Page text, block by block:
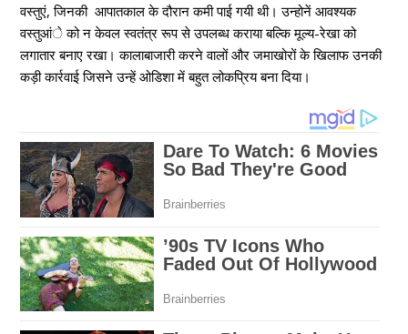
वस्तुएं, जिनकी आपातकाल के दौरान कमी पाई गयी थी। उन्होनें आवश्यक
वस्तुआंे को न केवल स्वतंत्र रूप से उपलब्ध कराया बल्कि मूल्य-रेखा को
लगातार बनाए रखा। कालाबाजारी करने वालों और जमाखोरों के खिलाफ उनकी
कड़ी कार्रवाई जिसने उन्हें ओडिशा में बहुत लोकप्रिय बना दिया।